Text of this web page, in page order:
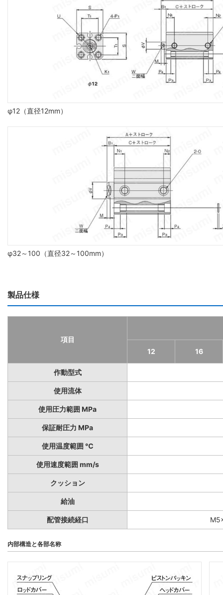
φ12（直径12mm）
φ32～100（直径32～100mm）
製品仕様
項目
12
16
作動型式
使用流体
使用圧力範囲 MPa
保証耐圧力 MPa
使用温度範囲 ℃
使用速度範囲 mm/s
クッション
給油
配管接続経口
内部構造と各部名称